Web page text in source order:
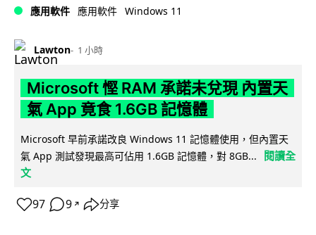
應用軟件 應用軟件 Windows 11
Lawton 1 小時
Microsoft 慳 RAM 承諾未兌現 內置天
氣 App 竟食 1.6GB 記憶體
Microsoft 早前承諾改良 Windows 11 記憶體使用，但內置天
氣 App 測試發現最高可佔用 1.6GB 記憶體，對 8GB...
閱讀全
文
97 9 ↗ 分享